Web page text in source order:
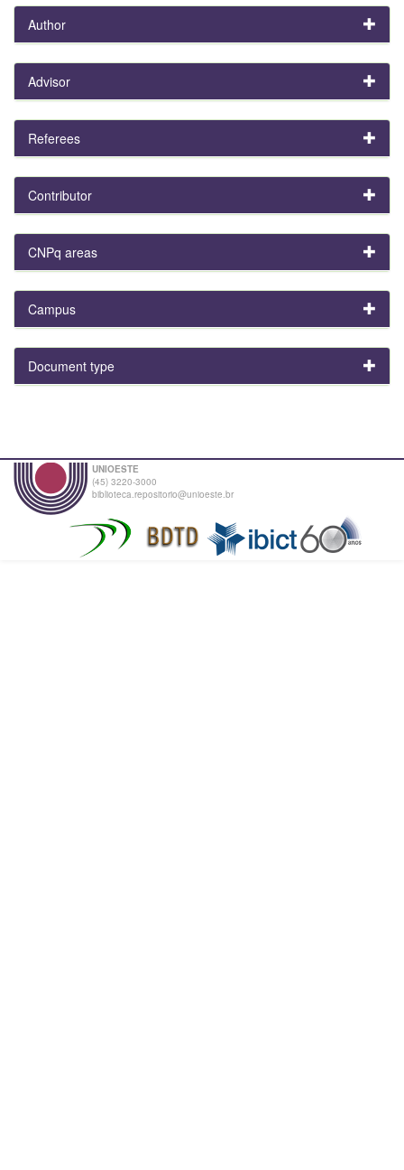
Author
Advisor
Referees
Contributor
CNPq areas
Campus
Document type
UNIOESTE
(45) 3220-3000
biblioteca.repositorio@unioeste.br